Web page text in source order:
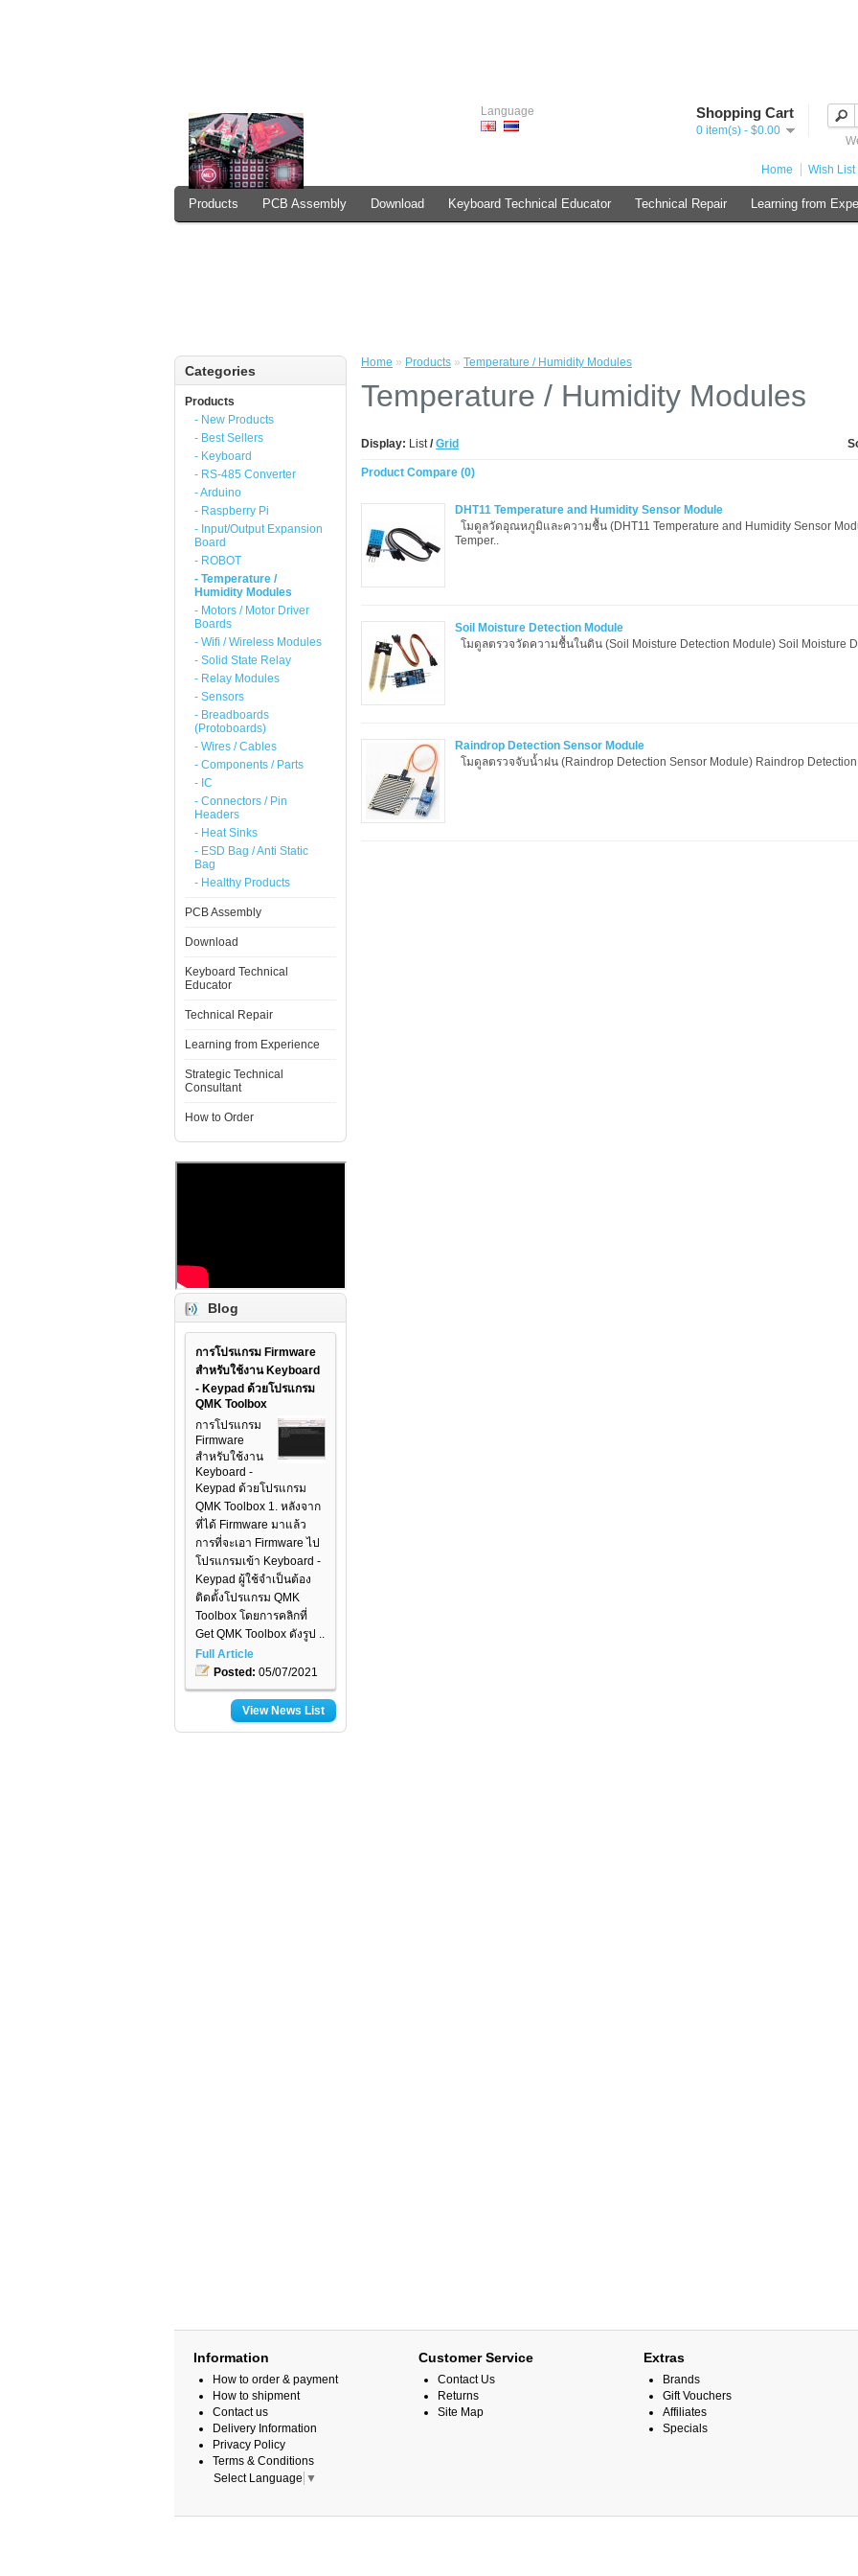
Language Shopping Cart
0 item(s) - $0.00
Home Wish List
Products PCB Assembly Download Keyboard Technical Educator Technical Repair Learning from
Categories
Products
- New Products
- Best Sellers
- Keyboard
- RS-485 Converter
- Arduino
- Raspberry Pi
- Input/Output Expansion
Board
- ROBOT
- Temperature /
Humidity Modules
- Motors / Motor Driver
Boards
- Wifi / Wireless Modules
- Solid State Relay
- Relay Modules
- Sensors
- Breadboards
(Protoboards)
- Wires / Cables
- Components / Parts
- IC
- Connectors / Pin
Headers
- Heat Sinks
- ESD Bag / Anti Static
Bag
- Healthy Products
PCB Assembly
Download
Keyboard Technical
Educator
Technical Repair
Learning from Experience
Strategic Technical
Consultant
How to Order
Blog
การโปรแกรม Firmware
สำหรับใช้งาน Keyboard
- Keypad ด้วยโปรแกรม
QMK Toolbox
การโปรแกรม
Firmware
สำหรับใช้งาน
Keyboard -
Keypad ด้วยโปรแกรม
QMK Toolbox 1. หลังจาก
ที่ได้ Firmware มาแล้ว
การที่จะเอา Firmware ไป
โปรแกรมเข้า Keyboard -
Keypad ผู้ใช้จำเป็นต้อง
ติดตั้งโปรแกรม QMK
Toolbox โดยการคลิกที่
Get QMK Toolbox ดังรูป ..
Full Article
Posted: 05/07/2021
View News List
Home » Products » Temperature / Humidity Modules
Temperature / Humidity Modules
Display: List/ Grid
Product Compare (0)
DHT11 Temperature and Humidity Sensor Module
โมดูลวัดอุณหภูมิและความชื้น (DHT11 Temperature and Humidity Sensor
Temper..
Soil Moisture Detection Module
โมดูลตรวจวัดความชื้นในดิน (Soil Moisture Detection Module) Soil Moisture
Raindrop Detection Sensor Module
โมดูลตรวจจับน้ำฝน (Raindrop Detection Sensor Module) Raindrop
Information
How to order & payment
How to shipment
Contact us
Delivery Information
Privacy Policy
Terms & Conditions
Select Language ▼
Customer Service
Contact Us
Returns
Site Map
Extras
Brands
Gift Vouchers
Affiliates
Specials